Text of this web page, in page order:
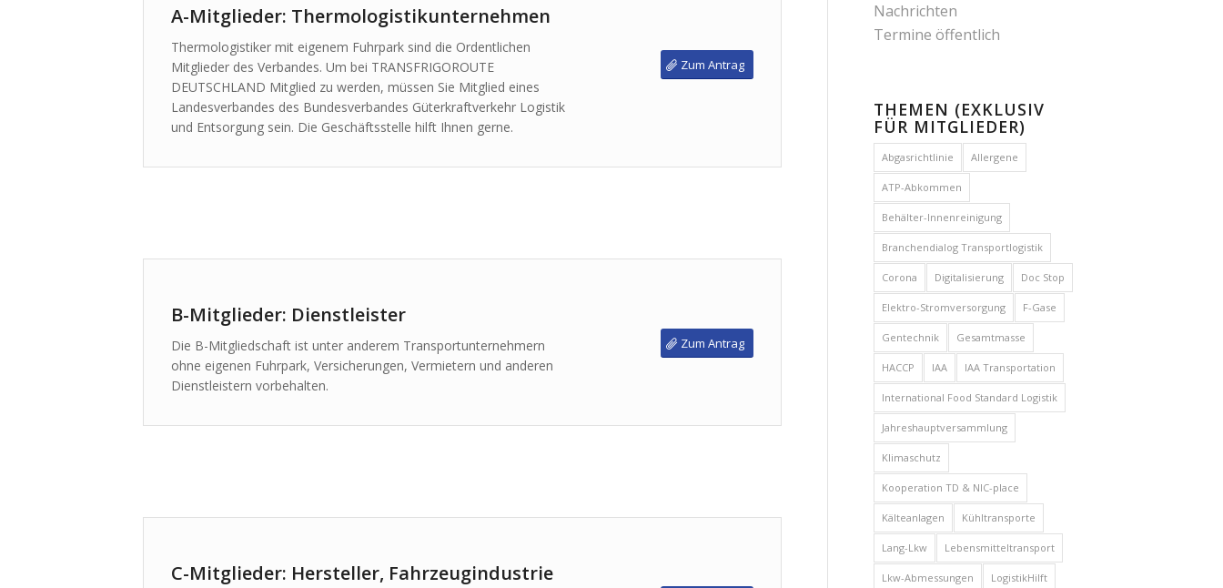
A-Mitglieder: Thermologistikunternehmen
Thermologistiker mit eigenem Fuhrpark sind die Ordentlichen
Mitglieder des Verbandes. Um bei TRANSFRIGOROUTE
DEUTSCHLAND Mitglied zu werden, müssen Sie Mitglied eines
Landesverbandes des Bundesverbandes Güterkraftverkehr Logistik
und Entsorgung sein. Die Geschäftsstelle hilft Ihnen gerne.
Zum Antrag
B-Mitglieder: Dienstleister
Die B-Mitgliedschaft ist unter anderem Transportunternehmern
ohne eigenen Fuhrpark, Versicherungen, Vermietern und anderen
Dienstleistern vorbehalten.
Zum Antrag
C-Mitglieder: Hersteller, Fahrzeugindustrie
Nachrichten
Termine öffentlich
THEMEN (EXKLUSIV
FÜR MITGLIEDER)
Abgasrichtlinie Allergene
ATP-Abkommen
Behälter-Innenreinigung
Branchendialog Transportlogistik
Corona Digitalisierung Doc Stop
Elektro-Stromversorgung F-Gase
Gentechnik Gesamtmasse
HACCP IAA IAA Transportation
International Food Standard Logistik
Jahreshauptversammlung
Klimaschutz
Kooperation TD & NIC-place
Kälteanlagen Kühltransporte
Lang-Lkw Lebensmitteltransport
Lkw-Abmessungen LogistikHilft